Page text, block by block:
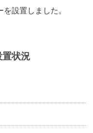
設置しました。
置状況